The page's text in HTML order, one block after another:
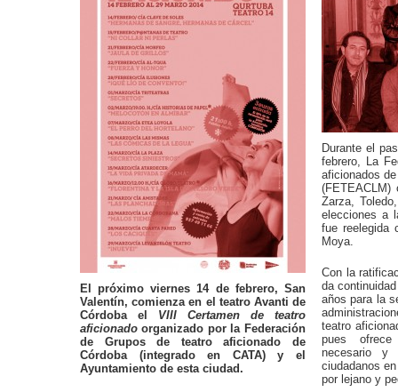
El próximo viernes 14 de febrero, San
Valentín, comienza en el teatro Avanti de
Córdoba el VIII Certamen de teatro
aficionado organizado por la Federación
de Grupos de teatro aficionado de
Córdoba (integrado en CATA) y el
Ayuntamiento de esta ciudad.
Durante el
febrero, La
aficionados
(FETEACLM)
Zarza,
elecciones a
fue reelegida
Moya.
Con la
da
años para la
teatro
pues
necesario y
ciudadanos
por lejano y